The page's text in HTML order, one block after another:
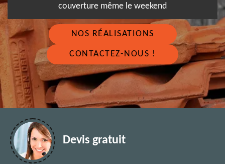
couverture même le weekend
NOS RÉALISATIONS
CONTACTEZ-NOUS !
Devis gratuit